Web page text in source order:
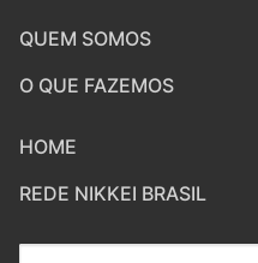
QUEM SOMOS
O QUE FAZEMOS
HOME
REDE NIKKEI BRASIL